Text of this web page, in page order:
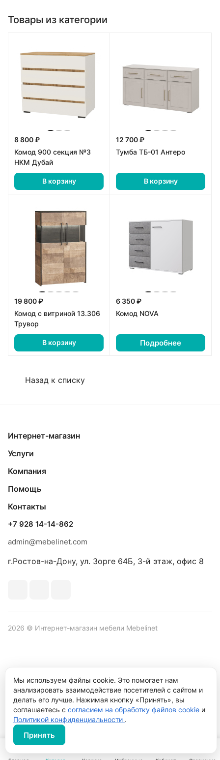
Товары из категории
8 800 ₽
Комод 900 секция №3
НКМ Дубай
В корзину
12 700 ₽
Тумба ТБ-01 Антеро
В корзину
19 800 ₽
Комод с витриной 13.306
Трувор
В корзину
6 350 ₽
Комод NOVA
Подробнее
Назад к списку
Интернет-магазин
Услуги
Компания
Помощь
Контакты
+7 928 14-14-862
admin@mebelinet.com
г.Ростов-на-Дону, ул. Зорге 64Б, 3-й этаж, офис 8
2026 © Интернет-магазин мебели Mebelinet
конфиденциальности
Продвижение сайта студияРекламный контент
Мы используем файлы cookie. Это помогает нам
анализировать взаимодействие посетителей с сайтом и
делать его лучше. Нажимая кнопку «Принять», вы
соглашаетесь с согласием на обработку файлов cookie и
Политикой конфиденциальности .
Принять